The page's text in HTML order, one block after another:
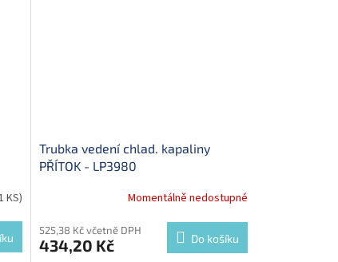
KS)
Trubka vedení chlad. kapaliny
PŘÍTOK - LP3980
Momentálně nedostupné
525,38 Kč včetně DPH
434,20 Kč Do košíku